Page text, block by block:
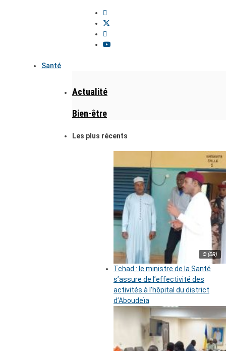
Santé
Actualité
Bien-être
Les plus récents
© (DR)
Tchad : le ministre de la Santé
s’assure de l’effectivité des
activités à l’hôpital du district
d’Aboudeïa